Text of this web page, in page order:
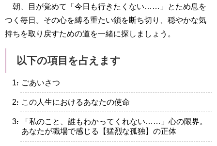
朝、目が覚めて「今日も行きたくない……」とため息を
つく毎日。その心を縛る重たい鎖を断ち切り、穏やかな気
持ちを取り戻すための道を一緒に探しましょう。
以下の項目を占えます
・ごあいさつ
・この人生におけるあなたの使命
・「私のこと、誰もわかってくれない……」心の限界。
あなたが職場で感じる【猛烈な孤独】の正体